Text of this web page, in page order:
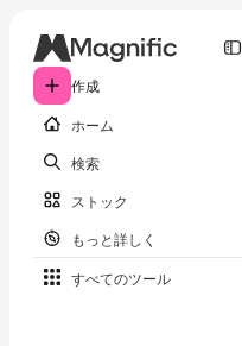
作成
ホーム
検索
ストック
もっと詳しく
すべてのツール